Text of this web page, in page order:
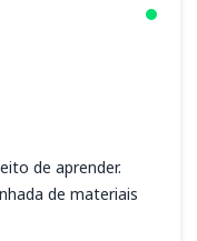
de aprender.
de materiais